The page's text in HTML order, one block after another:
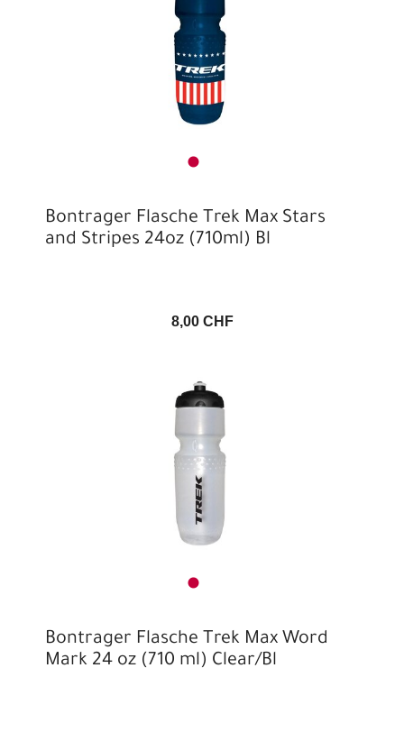
Bontrager Flasche Trek Max Stars
and Stripes 24oz (710ml) Bl
8,00 CHF
Bontrager Flasche Trek Max Word
Mark 24 oz (710 ml) Clear/Bl